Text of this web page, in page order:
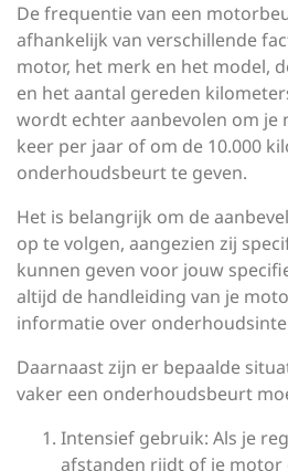
De frequentie van een
afhankelijk van verschillende
motor, het merk en het model,
en het aantal gereden
wordt echter aanbevolen om je
keer per jaar of om de 10.000
onderhoudsbeurt te geven.
Het is belangrijk om de
op te volgen, aangezien zij
kunnen geven voor jouw
altijd de handleiding van je
informatie over
Daarnaast zijn er bepaalde
vaker een onderhoudsbeurt
Intensief gebruik: Als je
afstanden rijdt of je motor